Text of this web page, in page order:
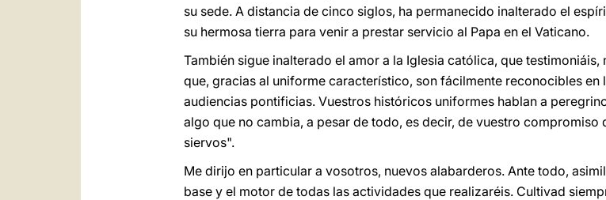
su sede. A distancia de cinco siglos, ha permanecido inalterado el
su hermosa tierra para venir a prestar servicio al Papa en el Vaticano.
También sigue inalterado el amor a la Iglesia católica, que
que, gracias al uniforme característico, son fácilmente reconocibles en
audiencias pontificias. Vuestros históricos uniformes hablan a
algo que no cambia, a pesar de todo, es decir, de vuestro
siervos".
Me dirijo en particular a vosotros, nuevos alabarderos. Ante todo,
base y el motor de todas las actividades que realizaréis. Cultivad